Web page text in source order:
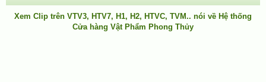
Xem Clip trên VTV3, HTV7, H1, H2, HTVC, TVM.. nói về Hệ thống
Cửa hàng Vật Phẩm Phong Thủy